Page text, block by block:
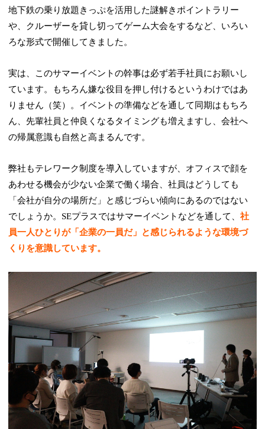
地下鉄の乗り放題きっぷを活用した謎解きポイントラリー
や、クルーザーを貸し切ってゲーム大会をするなど、いろい
ろな形式で開催してきました。
実は、このサマーイベントの幹事は必ず若手社員にお願いし
ています。もちろん嫌な役目を押し付けるというわけではあ
りません（笑）。イベントの準備などを通して同期はもちろ
ん、先輩社員と仲良くなるタイミングも増えますし、会社へ
の帰属意識も自然と高まるんです。
弊社もテレワーク制度を導入していますが、オフィスで顔を
あわせる機会が少ない企業で働く場合、社員はどうしても
「会社が自分の場所だ」と感じづらい傾向にあるのではない
でしょうか。SEプラスではサマーイベントなどを通して、社
員一人ひとりが「企業の一員だ」と感じられるような環境づ
くりを意識しています。